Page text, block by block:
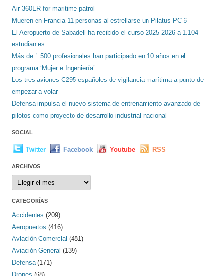
Air 360ER for maritime patrol
Mueren en Francia 11 personas al estrellarse un Pilatus PC-6
El Aeropuerto de Sabadell ha recibido el curso 2025-2026 a 1.104
estudiantes
Más de 1.500 profesionales han participado en 10 años en el
programa ‘Mujer e Ingeniería’
Los tres aviones C295 españoles de vigilancia marítima a punto de
empezar a volar
Defensa impulsa el nuevo sistema de entrenamiento avanzado de
pilotos como proyecto de desarrollo industrial nacional
SOCIAL
Twitter Facebook Youtube RSS
ARCHIVOS
Archivos
CATEGORÍAS
Accidentes (209)
Aeropuertos (416)
Aviación Comercial (481)
Aviación General (139)
Defensa (171)
Drones (68)